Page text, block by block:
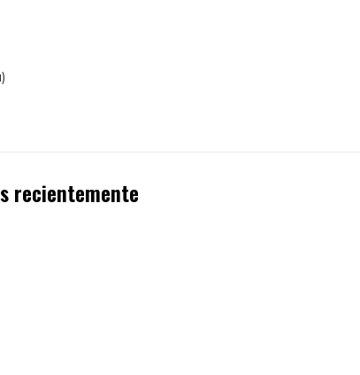
recientemente